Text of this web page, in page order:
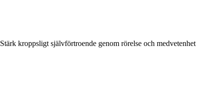
Stärk kroppsligt självförtroende genom rörelse och medvetenhet